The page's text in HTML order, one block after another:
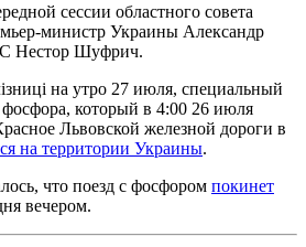
сессии областного совета
министр Украины Александр
Нестор Шуфрич.
на утро 27 июля, специальный
фосфора, который в 4:00 26 июля
Львовской железной дороги в
на территории Украины.
что поезд с фосфором покинет
вечером.